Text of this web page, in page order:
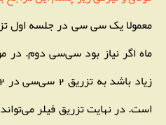
معمولا یک سی سی در جلسه اول
ماه اگر نیاز بود سی‌سی دوم.